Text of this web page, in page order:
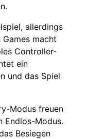
allerdings
macht
Controller-
ein
und das Spiel
Modus freuen
Endlos-Modus.
Besiegen